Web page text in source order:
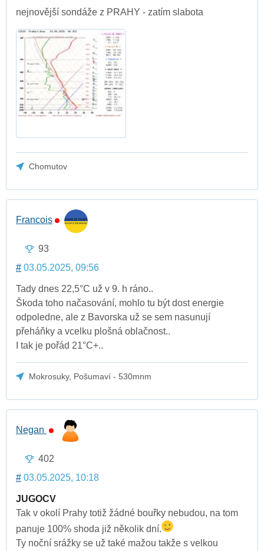
nejnovější sondáže z PRAHY - zatím slabota
Chomutov
Francois
93
# 03.05.2025, 09:56
Tady dnes 22,5°C už v 9. h ráno..
Škoda toho načasování, mohlo tu být dost energie
odpoledne, ale z Bavorska už se sem nasunují
přeháňky a vcelku plošná oblačnost..
I tak je pořád 21°C+..
Mokrosuky, Pošumaví - 530mnm
Negan
402
# 03.05.2025, 10:18
JUGOCV
Tak v okolí Prahy totiž žádné bouřky nebudou, na tom
panuje 100% shoda již několik dní.
Ty noční srážky se už také mažou takže s velkou